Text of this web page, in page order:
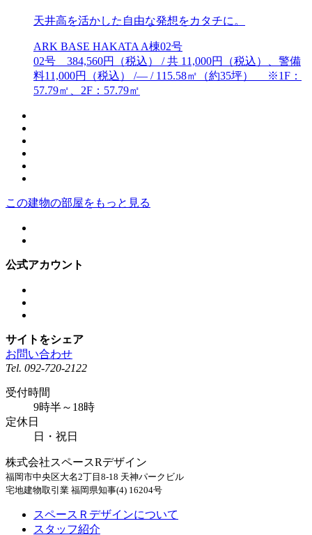
天井高を活かした自由な発想をカタチに。
ARK BASE HAKATA A棟02号
02号 384,560円（税込） / 共 11,000円（税込）、警備
料11,000円（税込） /― / 115.58㎡（約35坪） ※1F：
57.79㎡、2F：57.79㎡
この建物の部屋をもっと見る
公式アカウント
サイトをシェア
お問い合わせ
Tel. 092-720-2122
受付時間
9時半～18時
定休日
日・祝日
株式会社スペースRデザイン
福岡市中央区大名2丁目8-18 天神パークビル
宅地建物取引業 福岡県知事(4) 16204号
スペースＲデザインについて
スタッフ紹介